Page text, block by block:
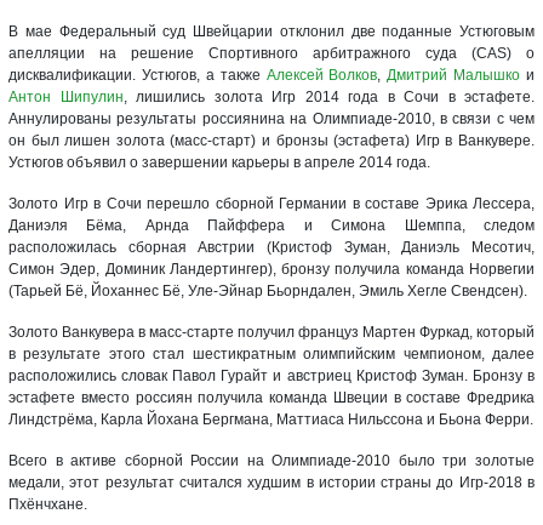
В мае Федеральный суд Швейцарии отклонил две поданные Устюговым
апелляции на решение Спортивного арбитражного суда (CAS) о
дисквалификации. Устюгов, а также Алексей Волков,Дмитрий Малышко и
Антон Шипулин, лишились золота Игр 2014 года в Сочи в эстафете.
Аннулированы результаты россиянина на Олимпиаде-2010, в связи с чем
он был лишен золота (масс-старт) и бронзы (эстафета) Игр в Ванкувере.
Устюгов объявил о завершении карьеры в апреле 2014 года.
Золото Игр в Сочи перешло сборной Германии в составе Эрика Лессера,
Даниэля Бёма, Арнда Пайффера и Симона Шемппа, следом
расположилась сборная Австрии (Кристоф Зуман, Даниэль Месотич,
Симон Эдер, Доминик Ландертингер), бронзу получила команда Норвегии
(Тарьей Бё, Йоханнес Бё, Уле-Эйнар Бьорндален, Эмиль Хегле Свендсен).
Золото Ванкувера в масс-старте получил француз Мартен Фуркад, который
в результате этого стал шестикратным олимпийским чемпионом, далее
расположились словак Павол Гурайт и австриец Кристоф Зуман. Бронзу в
эстафете вместо россиян получила команда Швеции в составе Фредрика
Линдстрёма, Карла Йохана Бергмана, Маттиаса Нильссона и Бьона Ферри.
Всего в активе сборной России на Олимпиаде-2010 было три золотые
медали, этот результат считался худшим в истории страны до Игр-2018 в
Пхёнчхане.